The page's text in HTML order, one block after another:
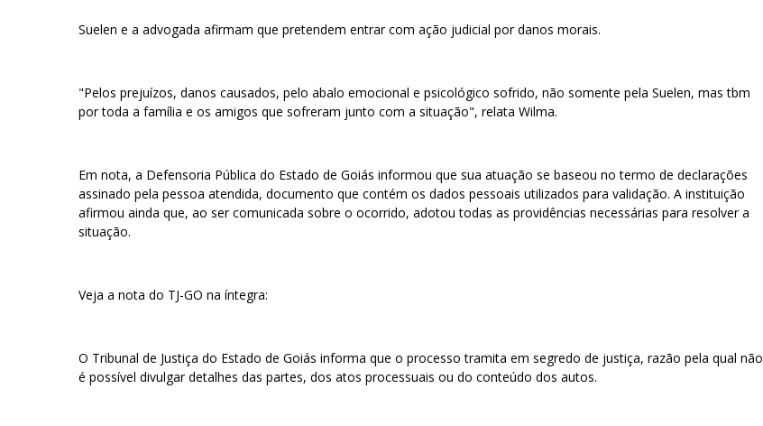
Suelen e a advogada afirmam que pretendem entrar com ação judicial por danos morais.
"Pelos prejuízos, danos causados, pelo abalo emocional e psicológico sofrido, não somente pela Suelen, mas tbm
por toda a família e os amigos que sofreram junto com a situação", relata Wilma.
Em nota, a Defensoria Pública do Estado de Goiás informou que sua atuação se baseou no termo de declarações
assinado pela pessoa atendida, documento que contém os dados pessoais utilizados para validação. A instituição
afirmou ainda que, ao ser comunicada sobre o ocorrido, adotou todas as providências necessárias para resolver a
situação.
Veja a nota do TJ-GO na íntegra:
O Tribunal de Justiça do Estado de Goiás informa que o processo tramita em segredo de justiça, razão pela qual não
é possível divulgar detalhes das partes, dos atos processuais ou do conteúdo dos autos.